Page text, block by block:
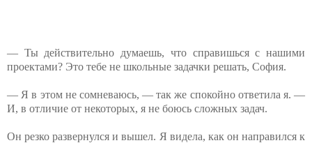
— Ты действительно думаешь, что справишься с нашими
проектами? Это тебе не школьные задачки решать, София.
— Я в этом не сомневаюсь, — так же спокойно ответила я. —
И, в отличие от некоторых, я не боюсь сложных задач.
Он резко развернулся и вышел. Я видела, как он направился к